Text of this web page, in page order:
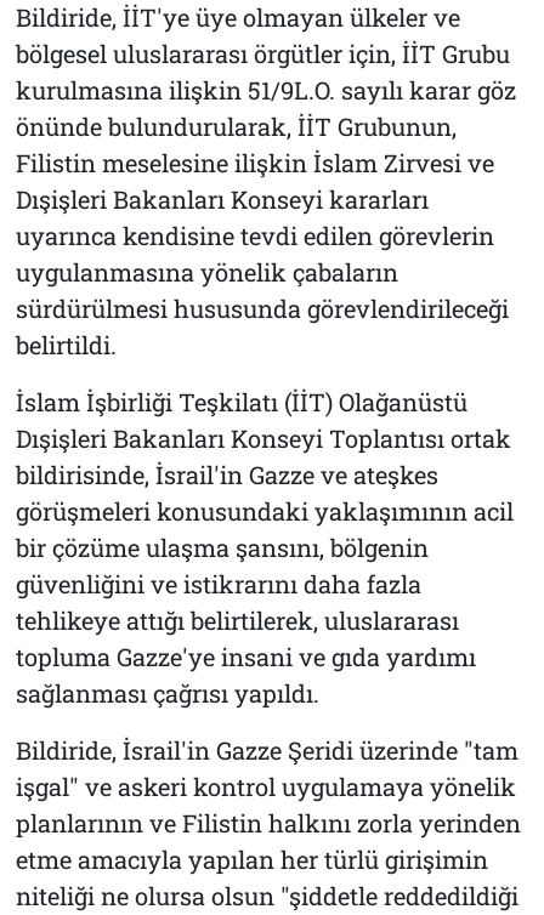
Bildiride, İİT'ye üye olmayan ülkeler ve
bölgesel uluslararası örgütler için, İİT Grubu
kurulmasına ilişkin 51/9L.O. sayılı karar göz
önünde bulundurularak, İİT Grubunun,
Filistin meselesine ilişkin İslam Zirvesi ve
Dışişleri Bakanları Konseyi kararları
uyarınca kendisine tevdi edilen görevlerin
uygulanmasına yönelik çabaların
sürdürülmesi hususunda görevlendirileceği
belirtildi.
İslam İşbirliği Teşkilatı (İİT) Olağanüstü
Dışişleri Bakanları Konseyi Toplantısı ortak
bildirisinde, İsrail'in Gazze ve ateşkes
görüşmeleri konusundaki yaklaşımının acil
bir çözüme ulaşma şansını, bölgenin
güvenliğini ve istikrarını daha fazla
tehlikeye attığı belirtilerek, uluslararası
topluma Gazze'ye insani ve gıda yardımı
sağlanması çağrısı yapıldı.
Bildiride, İsrail'in Gazze Şeridi üzerinde "tam
işgal" ve askeri kontrol uygulamaya yönelik
planlarının ve Filistin halkını zorla yerinden
etme amacıyla yapılan her türlü girişimin
niteliği ne olursa olsun "şiddetle reddedildiği